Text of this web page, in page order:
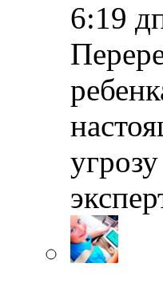
6:19